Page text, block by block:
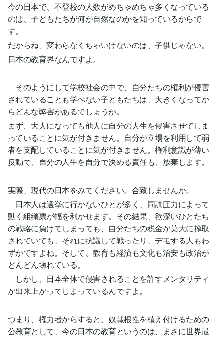
今の日本で、不登校の人数がめちゃめちゃ多くなっている
のは、子どもたちが何が自然なのかを知っているからで
す。
だからね、変わらなくちゃいけないのは、子供じゃない。
日本の教育界なんですよ。
そのようにして学校社会の中で、自分たちの権利が侵害
されていることも学べない子どもたちは、大きくなってか
らどんな弊害があるでしょうか。
まず、大人になっても他人に自分の人生を侵害させてしま
っていることに気が付きません。自分が立場を利用して弱
者を支配していることに気が付きません。権利意識が薄い
反動で、自分の人生を自分で決める責任も、放棄します。
実際、現代の日本をみてください。合致しませんか。
日本人は選挙に行かないひとが多く、同調圧力によって
動く組織票が幅を利かせます。その結果、欲深いひとたち
の戦略に負けてしまっても、自分たちの税金が莫大に搾取
されていても、それに抗議して戦ったり、デモする人もわ
ずかですよね。そして、教育も経済も文化も治安も政治が
どんどん壊れている。
しかし、日本全体で侵害されることを許すメンタリティ
が出来上がってしまっているんですよ。
つまり、権力者からすると、奴隷根性を植え付けるための
公教育として、今の日本の教育というのは、まさに世界最